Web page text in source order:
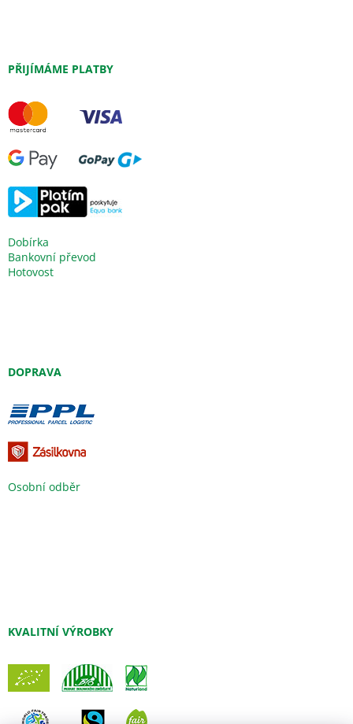
PŘIJÍMÁME PLATBY
Dobírka
Bankovní převod
Hotovost
DOPRAVA
Osobní odběr
KVALITNÍ VÝROBKY